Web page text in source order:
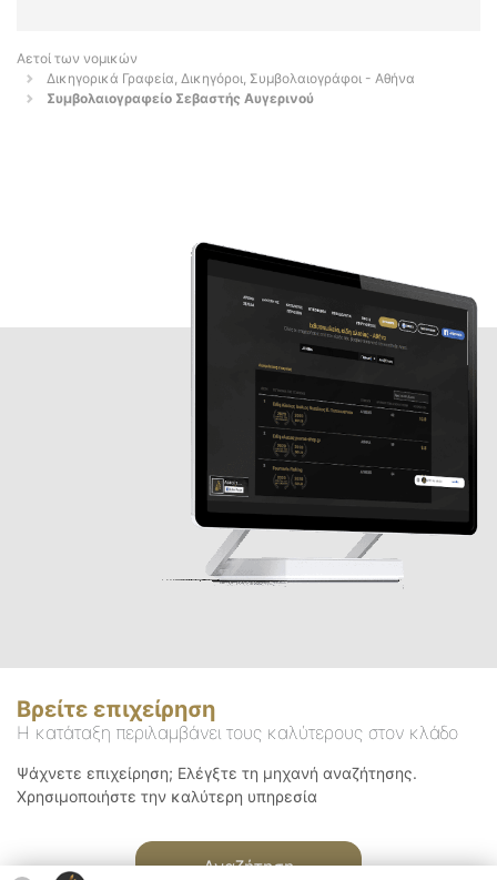
Αετοί των νομικών
Δικηγορικά Γραφεία, Δικηγόροι, Συμβολαιογράφοι - Αθήνα
Συμβολαιογραφείο Σεβαστής Αυγερινού
Βρείτε επιχείρηση
Η κατάταξη περιλαμβάνει τους καλύτερους στον κλάδο
Ψάχνετε επιχείρηση; Ελέγξτε τη μηχανή αναζήτησης.
Χρησιμοποιήστε την καλύτερη υπηρεσία
Αναζήτηση